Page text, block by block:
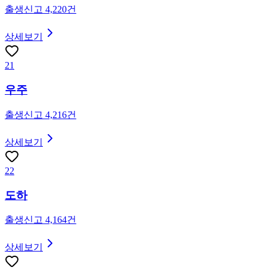
출생신고 4,220건
상세보기
21
우주
출생신고 4,216건
상세보기
22
도하
출생신고 4,164건
상세보기